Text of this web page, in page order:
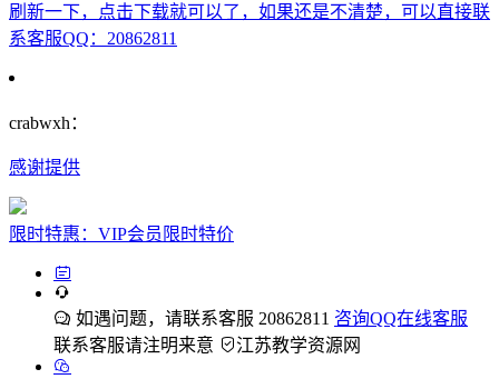
刷新一下，点击下载就可以了，如果还是不清楚，可以直接联
系客服QQ：20862811
crabwxh：
感谢提供
限时特惠：VIP会员限时特价
如遇问题，请联系客服 20862811 咨询QQ在线客服
联系客服请注明来意
江苏教学资源网